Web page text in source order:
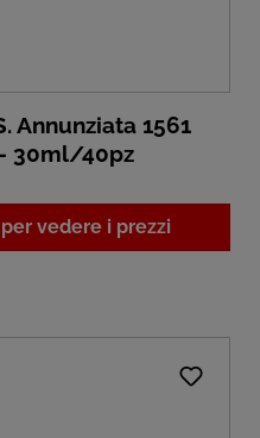
Annunziata 1561
30ml/40pz
vedere i prezzi